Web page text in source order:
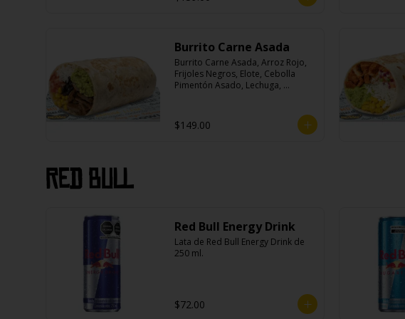
Burrito Carne Asada
Burrito Carne Asada, Arroz Rojo,
Frijoles Negros, Elote, Cebolla
Pimentón Asado, Lechuga,
$149.00
Red Bull
Red Bull Energy Drink
Lata de Red Bull Energy Drink de
250 ml.
$72.00